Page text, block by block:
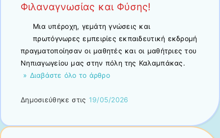
Φιλαναγνωσίας και Φύσης!
Μια υπέροχη, γεμάτη γνώσεις και
πρωτόγνωρες εμπειρίες εκπαιδευτική εκδρομή
πραγματοποίησαν οι μαθητές και οι μαθήτριες του
Νηπιαγωγείου μας στην πόλη της Καλαμπάκας.
» Διαβάστε όλο το άρθρο
Δημοσιεύθηκε στις 19/05/2026